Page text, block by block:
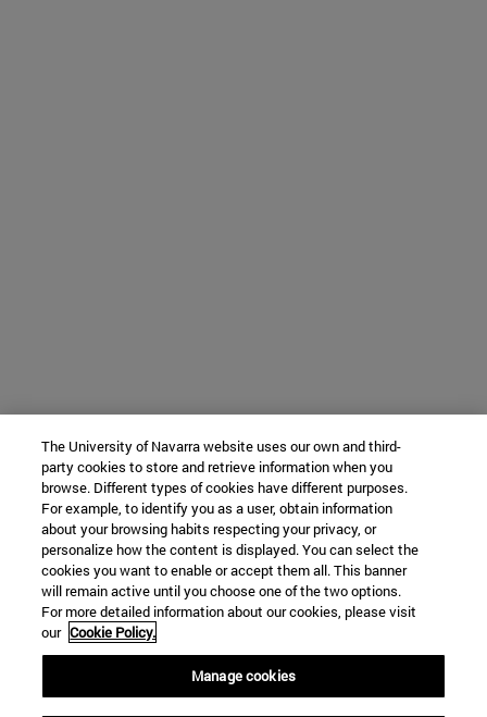
The University of Navarra website uses our own and third-
party cookies to store and retrieve information when you
browse. Different types of cookies have different purposes.
For example, to identify you as a user, obtain information
about your browsing habits respecting your privacy, or
personalize how the content is displayed. You can select the
cookies you want to enable or accept them all. This banner
will remain active until you choose one of the two options.
For more detailed information about our cookies, please visit
our Cookie Policy.
Manage cookies